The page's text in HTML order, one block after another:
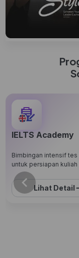
IELTS Academy
Bimbingan intensif tes
untuk persiapan kuliah
Lihat Detail